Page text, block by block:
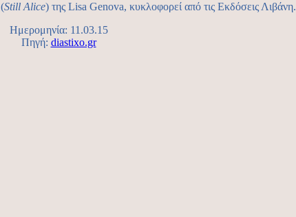
(Still Alice) της Lisa Genova, κυκλοφορεί από τις Εκδόσεις Λιβάνη.
Ημερομηνία: 11.03.15
Πηγή: diastixo.gr